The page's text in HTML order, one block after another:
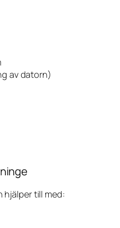
av datorn)
hjälper till med: